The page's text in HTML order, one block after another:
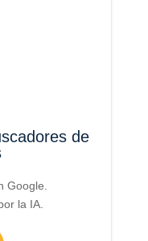
de
Google.
la IA.